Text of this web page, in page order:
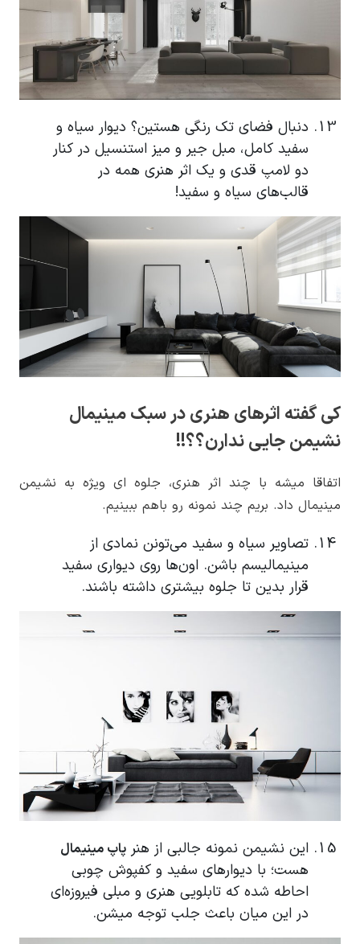
دنبال فضای تک رنگی هستین؟ دیوار سیاه و
سفید کامل، مبل جیر و میز استنسیل در کنار
دو لامپ قدی و یک اثر هنری همه در
قالب‌های سیاه و سفید!
کی گفته اثرهای هنری در سبک مینیمال
نشیمن جایی ندارن؟؟!!
اتفاقا میشه با چند اثر هنری، جلوه ای ویژه به نشیمن
مینیمال داد. بریم چند نمونه رو باهم ببینیم.
تصاویر سیاه و سفید می‌تونن نمادی از
مینیمالیسم باشن. اون‌ها روی دیواری سفید
قرار بدین تا جلوه بیشتری داشته باشند.
این نشیمن نمونه جالبی از هنر پاپ مینیمال
هست؛ با دیوارهای سفید و کفپوش چوبی
احاطه شده که تابلویی هنری و مبلی فیروزه‌ای
در این میان باعث جلب توجه میشن.